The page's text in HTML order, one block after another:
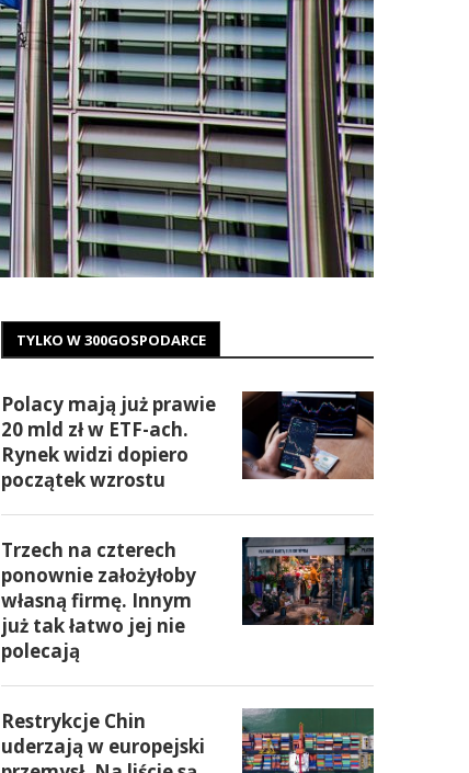
TYLKO W 300GOSPODARCE
Polacy mają już prawie
20 mld zł w ETF-ach.
Rynek widzi dopiero
początek wzrostu
Trzech na czterech
ponownie założyłoby
własną firmę. Innym
już tak łatwo jej nie
polecają
Restrykcje Chin
uderzają w europejski